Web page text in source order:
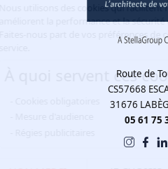
Route de
CS57668
31676
05 61 75
Nous utilisons des cookies qui
améliorent la performance et la
Faites-nous part de vos
À quoi servent ces
Cookies obligatoires